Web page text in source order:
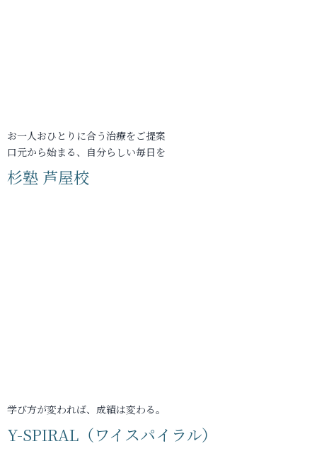
お一人おひとりに合う治療をご提案
口元から始まる、自分らしい毎日を
杉塾 芦屋校
学び方が変われば、成績は変わる。
Y-SPIRAL（ワイスパイラル）